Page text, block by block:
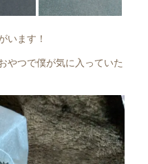
います！
やつで僕が気に入っていた